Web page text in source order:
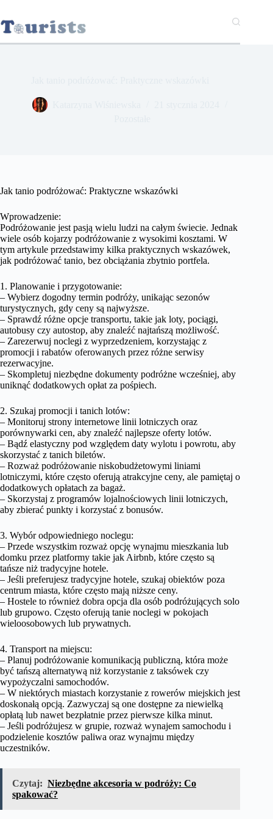
treści
Jak tanio podróżować: Praktyczne wskazówki
Wprowadzenie:
Podróżowanie jest pasją wielu ludzi na całym świecie. Jednak
wiele osób kojarzy podróżowanie z wysokimi kosztami. W
tym artykule przedstawimy kilka praktycznych wskazówek,
jak podróżować tanio, bez obciążania zbytnio portfela.
1. Planowanie i przygotowanie:
– Wybierz dogodny termin podróży, unikając sezonów
turystycznych, gdy ceny są najwyższe.
– Sprawdź różne opcje transportu, takie jak loty, pociągi,
autobusy czy autostop, aby znaleźć najtańszą możliwość.
– Zarezerwuj noclegi z wyprzedzeniem, korzystając z
promocji i rabatów oferowanych przez różne serwisy
rezerwacyjne.
– Skompletuj niezbędne dokumenty podróżne wcześniej, aby
uniknąć dodatkowych opłat za pośpiech.
2. Szukaj promocji i tanich lotów:
– Monitoruj strony internetowe linii lotniczych oraz
porównywarki cen, aby znaleźć najlepsze oferty lotów.
– Bądź elastyczny pod względem daty wylotu i powrotu, aby
skorzystać z tanich biletów.
– Rozważ podróżowanie niskobudżetowymi liniami
lotniczymi, które często oferują atrakcyjne ceny, ale pamiętaj o
dodatkowych opłatach za bagaż.
– Skorzystaj z programów lojalnościowych linii lotniczych,
aby zbierać punkty i korzystać z bonusów.
3. Wybór odpowiedniego noclegu:
– Przede wszystkim rozważ opcję wynajmu mieszkania lub
domku przez platformy takie jak Airbnb, które często są
tańsze niż tradycyjne hotele.
– Jeśli preferujesz tradycyjne hotele, szukaj obiektów poza
centrum miasta, które często mają niższe ceny.
– Hostele to również dobra opcja dla osób podróżujących solo
lub grupowo. Często oferują tanie noclegi w pokojach
wieloosobowych lub prywatnych.
4. Transport na miejscu:
– Planuj podróżowanie komunikacją publiczną, która może
być tańszą alternatywą niż korzystanie z taksówek czy
wypożyczalni samochodów.
– W niektórych miastach korzystanie z rowerów miejskich jest
doskonałą opcją. Zazwyczaj są one dostępne za niewielką
opłatą lub nawet bezpłatnie przez pierwsze kilka minut.
– Jeśli podróżujesz w grupie, rozważ wynajem samochodu i
podzielenie kosztów paliwa oraz wynajmu między
uczestników.
Czytaj: Niezbędne akcesoria w podróży: Co
spakować?